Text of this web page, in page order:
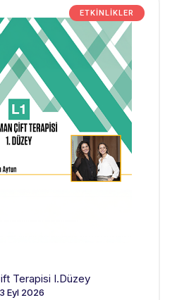
ETKINLIKLER
Terapisi I.Düzey
Eyl 2026